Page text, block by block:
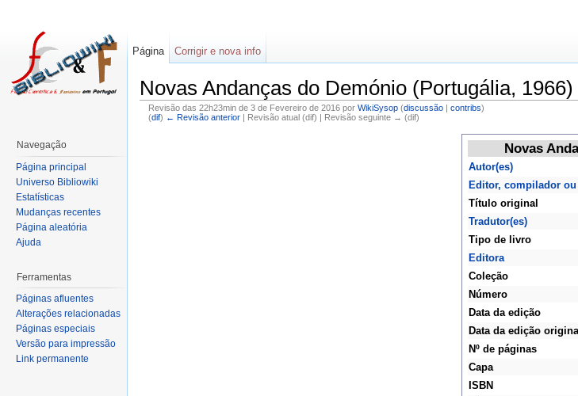
Novas Andanças do Demónio (Portugália, 1966)
Revisão das 22h23min de 3 de Fevereiro de 2016 por WikiSysop (discussão| contribs)
(dif) ← Revisão anterior| Revisão atual (dif) | Revisão seguinte → (dif)
Novas
Autor(es)
Editor, compilador
Título original
Tradutor(es)
Tipo de livro
Editora
Coleção
Número
Data da edição
Data da edição
Nº de páginas
Capa
ISBN
Página Corrigir e nova info
Navegação
Página principal
Universo Bibliowiki
Estatísticas
Mudanças recentes
Página aleatória
Ajuda
Ferramentas
Páginas afluentes
Alterações relacionadas
Páginas especiais
Versão para impressão
Link permanente